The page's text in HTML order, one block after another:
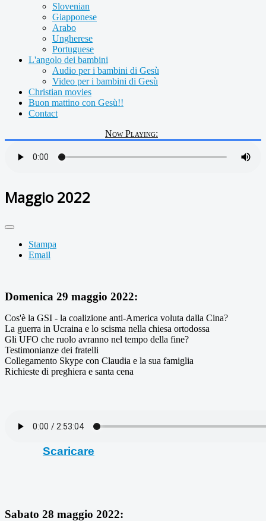
Slovenian
Giapponese
Arabo
Ungherese
Portuguese
L'angolo dei bambini
Audio per i bambini di Gesù
Video per i bambini di Gesù
Christian movies
Buon mattino con Gesù!!
Contact
Now Playing:
Maggio 2022
Stampa
Email
Domenica 29 maggio 2022:
Cos'è la GSI - la coalizione anti-America voluta dalla Cina?
La guerra in Ucraina e lo scisma nella chiesa ortodossa
Gli UFO che ruolo avranno nel tempo della fine?
Testimonianze dei fratelli
Collegamento Skype con Claudia e la sua famiglia
Richieste di preghiera e santa cena
Scaricare
Sabato 28 maggio 2022: